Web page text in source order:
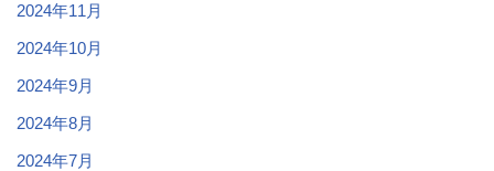
2024年11月
2024年10月
2024年9月
2024年8月
2024年7月